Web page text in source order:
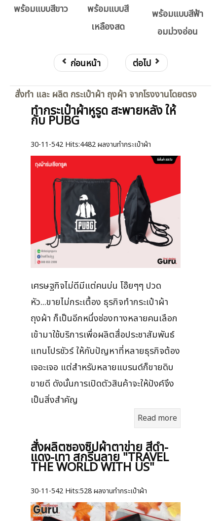
พร้อมแบบสีขาว
พร้อมแบบสี
เหลืองสด
พร้อมแบบสีฟ้า
อมม่วงอ่อน
ก่อนหน้า ต่อไป
สั่งทำ และ ผลิต กระเป๋าผ้า ถุงผ้า จากโรงงานโดยตรง
ทำกระเป๋าผ้าหูรูด สะพายหลัง ให้
กับ PUBG
30-11-542 Hits:4482 ผลงานทำกระเป๋าผ้า
เศรษฐกิจไม่ดีมีแต่คนบ่น โอ๊ยๆๆ ปวด
หัว...ขายไม่กระเตื้อง ธุรกิจทำกระเป๋าผ้า
ถุงผ้า ก็เป็นอีกหนึ่งช่องทางหลายคนเลือก
เข้ามาใช้บริการเพื่อผลิตสื่อประชาสัมพันธ์
แทนโปรชัวร์ ให้กับปัญหาที่หลายธุรกิจต้อง
เจอะเจอ แต่สำหรับหลายแบรนด์ก็ขายดิบ
ขายดี ดังนั้นการเปิดตัวสินค้าจะให้ปังค์จึง
เป็นสิ่งสำคัญ
Read more
สั่งผลิตซองซิปผ้าตาข่าย สีดำ-
แดง-เทา สกรีนลาย "TRAVEL
THE WORLD WITH US"
30-11-542 Hits:528 ผลงานทำกระเป๋าผ้า